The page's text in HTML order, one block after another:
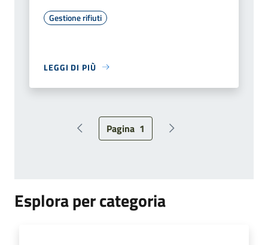
Gestione rifiuti
LEGGI DI PIÙ
Pagina precedente
Pagina 1 Pagina successiva
Esplora per categoria